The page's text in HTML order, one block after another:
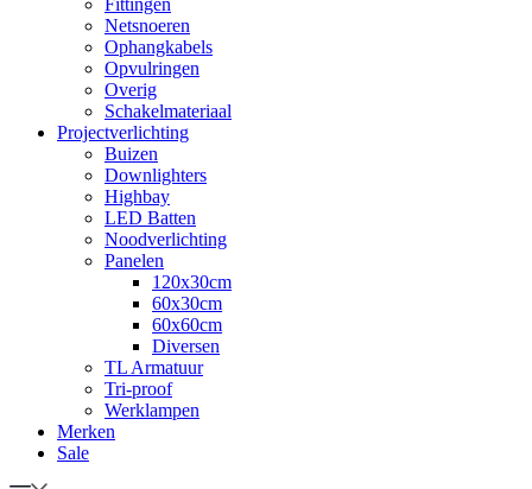
Fittingen
Netsnoeren
Ophangkabels
Opvulringen
Overig
Schakelmateriaal
Projectverlichting
Buizen
Downlighters
Highbay
LED Batten
Noodverlichting
Panelen
120x30cm
60x30cm
60x60cm
Diversen
TL Armatuur
Tri-proof
Werklampen
Merken
Sale